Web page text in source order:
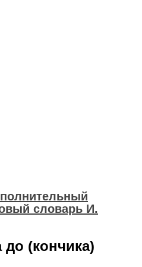
словарь И.
до (кончика)